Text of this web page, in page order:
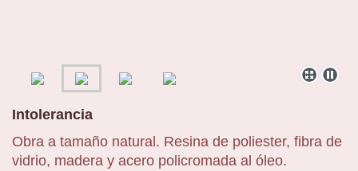
Intolerancia
Obra a tamaño natural. Resina de poliester, fibra de
vidrio, madera y acero policromada al óleo.